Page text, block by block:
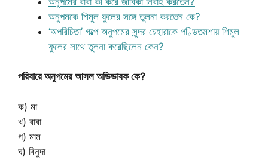
অনুপমকে শিমুল ফুলের সঙ্গে তুলনা করতেন কে?
‘অপরিচিতা’ গল্পে অনুপমের সুন্দর চেহারাকে পণ্ডিতমশায় শিমুল
ফুলের সাথে তুলনা করেছিলেন কেন?
পরিবারে অনুপমের আসল অভিভাবক কে?
ক) মা
খ) বাবা
গ) মাম
ঘ) বিনুদা